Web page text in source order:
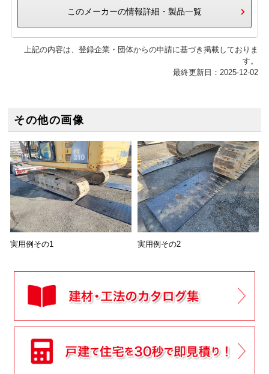
このメーカーの情報詳細・製品一覧
上記の内容は、登録企業・団体からの申請に基づき掲載しておりま
す。
最終更新日：2025-12-02
その他の画像
実用例その1 実用例その2